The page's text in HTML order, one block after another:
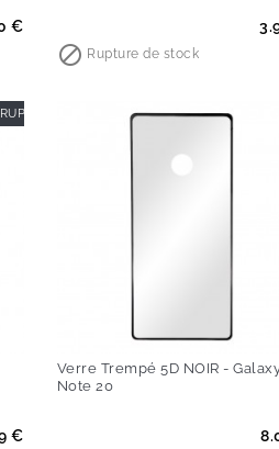
€
 Rupture de stock
RUPTURE DE STOCK
€
Verre Trempé 5D NOIR -
Note 20